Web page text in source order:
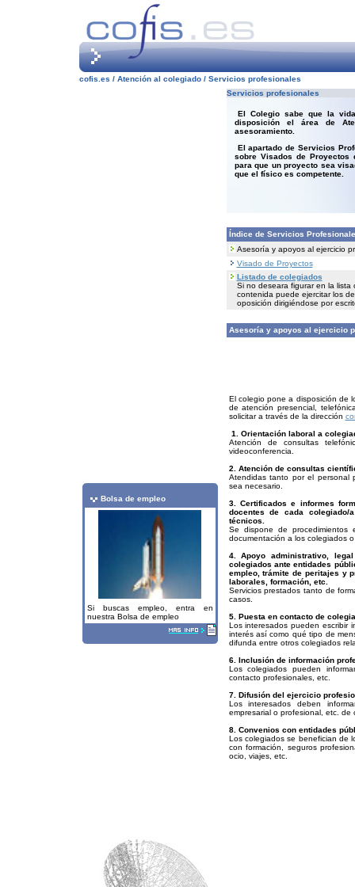
cofis.es / Atención al colegiado / Servicios profesionales
Bolsa de empleo
Si buscas empleo, entra en
nuestra Bolsa de empleo
Servicios profesionales
El Colegio sabe que la
disposición el área de
asesoramiento.
El apartado de Servicios
sobre Visados de Proyectos
para que un proyecto sea
que el físico es competente.
Índice de Servicios
Asesoría y apoyos al ejercicio
Visado de Proyectos
Listado de colegiados
Si no deseara figurar en la lista
contenida puede ejercitar los
oposición dirigiéndose por
Asesoría y apoyos al ejercicio
El colegio pone a disposición de
de atención presencial,
solicitar a través de la dirección
1. Orientación laboral a
Atención de consultas
videoconferencia.
2. Atención de consultas
Atendidas tanto por el personal
sea necesario.
3. Certificados e informes
docentes de cada
técnicos.
Se dispone de procedimientos
documentación a los colegiados
4. Apoyo administrativo,
colegiados ante entidades
empleo, trámite de peritajes y
laborales, formación, etc.
Servicios prestados tanto de
casos.
5. Puesta en contacto de
Los interesados pueden escribir
interés así como qué tipo de
difunda entre otros colegiados
6. Inclusión de información
Los colegiados pueden
contacto profesionales, etc.
7. Difusión del ejercicio
Los interesados deben
empresarial o profesional, etc. de
8. Convenios con entidades
Los colegiados se benefician de
con formación, seguros
ocio, viajes, etc.